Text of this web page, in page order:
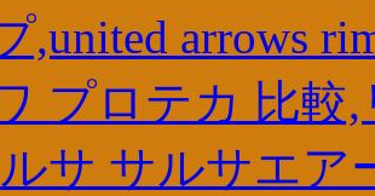
,united arrows
プロテカ 比較
サ サルサエア